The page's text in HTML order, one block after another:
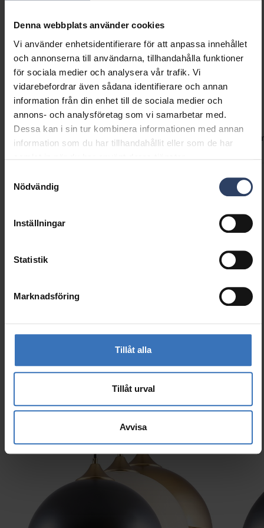
Denna webbplats använder cookies
Vi använder enhetsidentifierare för att anpassa innehållet
och annonserna till användarna, tillhandahålla funktioner
för sociala medier och analysera vår trafik. Vi
vidarebefordrar även sådana identifierare och annan
information från din enhet till de sociala medier och
annons- och analysföretag som vi samarbetar med.
Dessa kan i sin tur kombinera informationen med annan
information som du har tillhandahållit eller som de har
Nödvändig
Inställningar
Statistik
Marknadsföring
Tillåt alla
Tillåt urval
Avvisa
Armaturen kan enkelt monteras själv.
GTIN
Teknisk information
Koder Produktversioner Nedladdningar Teknisk
Produktkoder
El-nummer (SWE)
Liknande produkter